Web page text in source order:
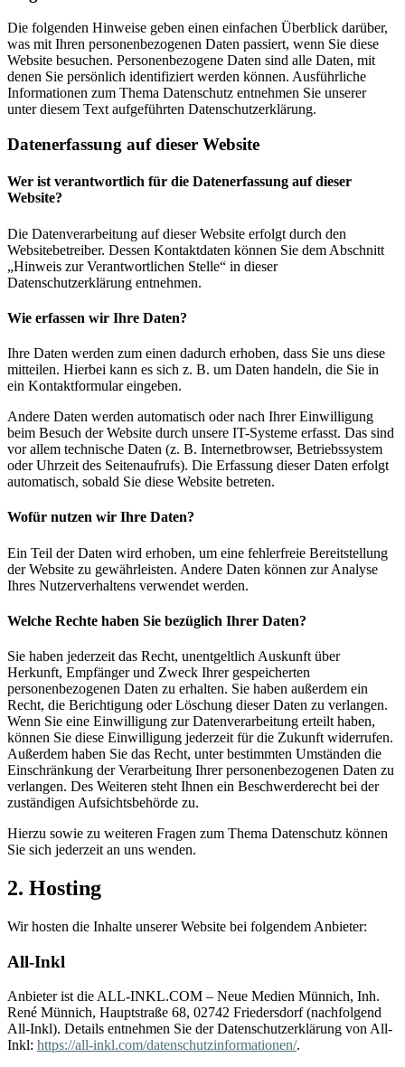
Die folgenden Hinweise geben einen einfachen Überblick darüber,
was mit Ihren personenbezogenen Daten passiert, wenn Sie diese
Website besuchen. Personenbezogene Daten sind alle Daten, mit
denen Sie persönlich identifiziert werden können. Ausführliche
Informationen zum Thema Datenschutz entnehmen Sie unserer
unter diesem Text aufgeführten Datenschutzerklärung.
Datenerfassung auf dieser Website
Wer ist verantwortlich für die Datenerfassung auf dieser
Website?
Die Datenverarbeitung auf dieser Website erfolgt durch den
Websitebetreiber. Dessen Kontaktdaten können Sie dem Abschnitt
„Hinweis zur Verantwortlichen Stelle“ in dieser
Datenschutzerklärung entnehmen.
Wie erfassen wir Ihre Daten?
Ihre Daten werden zum einen dadurch erhoben, dass Sie uns diese
mitteilen. Hierbei kann es sich z. B. um Daten handeln, die Sie in
ein Kontaktformular eingeben.
Andere Daten werden automatisch oder nach Ihrer Einwilligung
beim Besuch der Website durch unsere IT-Systeme erfasst. Das sind
vor allem technische Daten (z. B. Internetbrowser, Betriebssystem
oder Uhrzeit des Seitenaufrufs). Die Erfassung dieser Daten erfolgt
automatisch, sobald Sie diese Website betreten.
Wofür nutzen wir Ihre Daten?
Ein Teil der Daten wird erhoben, um eine fehlerfreie Bereitstellung
der Website zu gewährleisten. Andere Daten können zur Analyse
Ihres Nutzerverhaltens verwendet werden.
Welche Rechte haben Sie bezüglich Ihrer Daten?
Sie haben jederzeit das Recht, unentgeltlich Auskunft über
Herkunft, Empfänger und Zweck Ihrer gespeicherten
personenbezogenen Daten zu erhalten. Sie haben außerdem ein
Recht, die Berichtigung oder Löschung dieser Daten zu verlangen.
Wenn Sie eine Einwilligung zur Datenverarbeitung erteilt haben,
können Sie diese Einwilligung jederzeit für die Zukunft widerrufen.
Außerdem haben Sie das Recht, unter bestimmten Umständen die
Einschränkung der Verarbeitung Ihrer personenbezogenen Daten zu
verlangen. Des Weiteren steht Ihnen ein Beschwerderecht bei der
zuständigen Aufsichtsbehörde zu.
Hierzu sowie zu weiteren Fragen zum Thema Datenschutz können
Sie sich jederzeit an uns wenden.
2. Hosting
Wir hosten die Inhalte unserer Website bei folgendem Anbieter:
All-Inkl
Anbieter ist die ALL-INKL.COM – Neue Medien Münnich, Inh.
René Münnich, Hauptstraße 68, 02742 Friedersdorf (nachfolgend
All-Inkl). Details entnehmen Sie der Datenschutzerklärung von All-
Inkl: https://all-inkl.com/datenschutzinformationen/.